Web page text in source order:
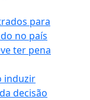
para
no país
ter pena
induzir
decisão